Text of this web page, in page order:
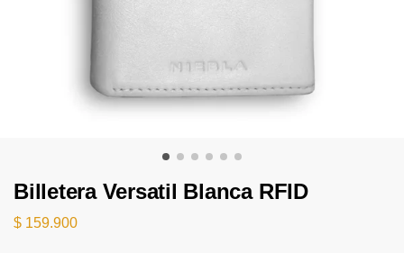
Billetera Versatil Blanca RFID
$ 159.900